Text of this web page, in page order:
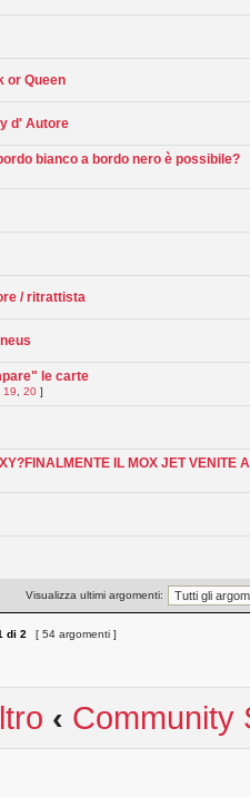
or Queen
d' Autore
bianco a bordo nero è possibile?
/ ritrattista
le carte
19 ,20 ]
IL MOX JET VENITE
Visualizza ultimi argomenti:
di2 [ 54 argomenti ]
‹ Community